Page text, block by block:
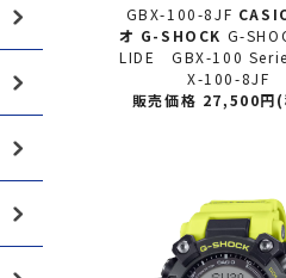
GBX-100-8JF
オ G-SHOCK G-
LIDE GBX-100
X-100-8JF
販売価格 27,500円(